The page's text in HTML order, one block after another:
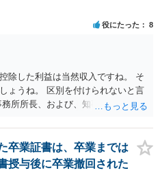
役にたった 8
除した利益は当然収入ですね。 そ
ょうね。 区別を付けられないと言
所所長、および、知事、および、
卒業証書は、卒業までは
授与後に卒業撤回された